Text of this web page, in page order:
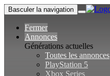
Basculer la navigation
Fermer
Annonces
Générations actuelles
Toutes les annonces
PlayStation 5
Xbox Series